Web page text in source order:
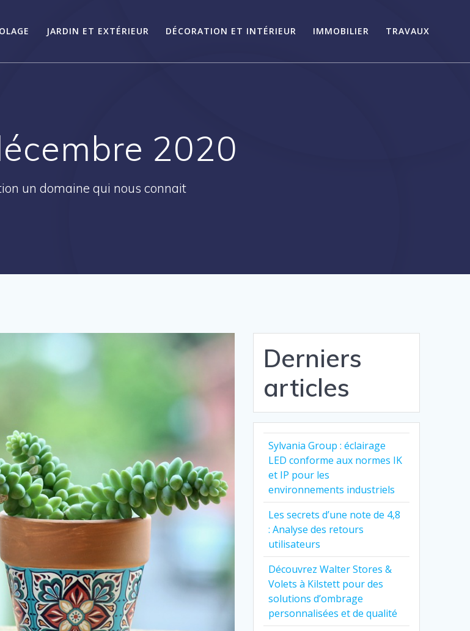
JARDIN ET EXTÉRIEUR DÉCORATION ET INTÉRIEUR IMMOBILIER TRAVAUX
2020
un domaine qui nous connait
Derniers
articles
Sylvania Group : éclairage
LED conforme aux normes IK
et IP pour les
environnements industriels
Les secrets d’une note de 4,8
: Analyse des retours
utilisateurs
Découvrez Walter Stores &
Volets à Kilstett pour des
solutions d’ombrage
personnalisées et de qualité